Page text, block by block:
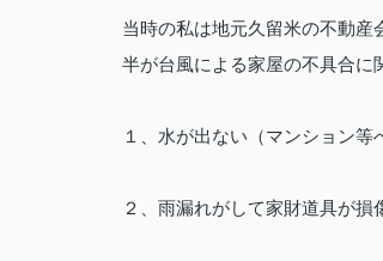
当時の私は地元久留米の不動
半が台風による家屋の不具合に
１、水が出ない（マンション等
２、雨漏れがして家財道具が損